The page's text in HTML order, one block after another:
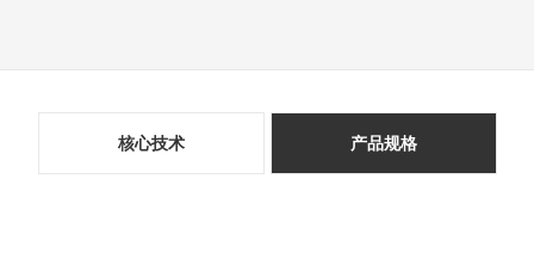
核心技术 产品规格